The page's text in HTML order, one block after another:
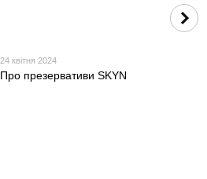
24 квітня 2024
Про презервативи SKYN